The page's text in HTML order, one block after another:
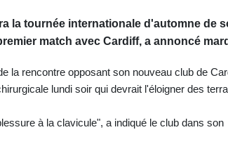
la tournée internationale d'automne de
match avec Cardiff, a annoncé
la rencontre opposant son nouveau club de
lundi soir qui devrait l'éloigner des
à la clavicule", a indiqué le club dans son